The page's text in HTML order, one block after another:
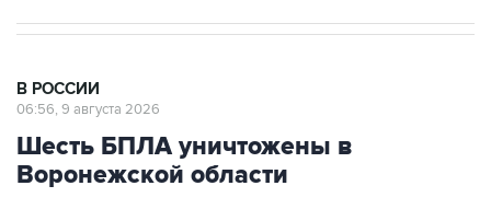
В РОССИИ
06:56, 9 августа 2026
Шесть БПЛА уничтожены в
Воронежской области